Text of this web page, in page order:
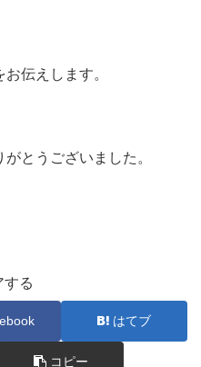
伝えします。
とうございました。
する
はてブ
コピー